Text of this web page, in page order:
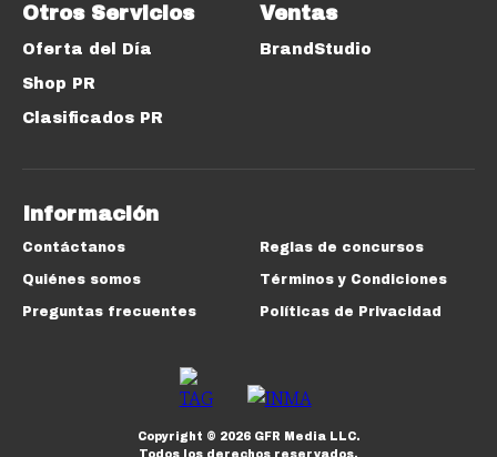
Otros Servicios
Oferta del Día
Shop PR
Clasificados PR
Ventas
BrandStudio
Información
Contáctanos
Quiénes somos
Preguntas frecuentes
Reglas de concursos
Términos y Condiciones
Políticas de Privacidad
Copyright © 2026GFR Media LLC.
Todos los derechos reservados.